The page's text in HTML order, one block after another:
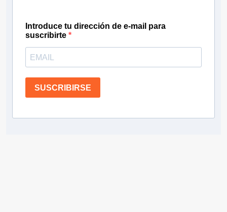
Introduce tu dirección de e-mail para
suscribirte
SUSCRIBIRSE